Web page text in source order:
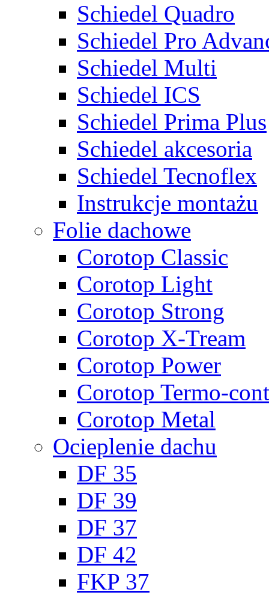
Schiedel Quadro
Schiedel Pro
Schiedel Multi
Schiedel ICS
Schiedel Prima Plus
Schiedel akcesoria
Schiedel Tecnoflex
Instrukcje montażu
Folie dachowe
Corotop Classic
Corotop Light
Corotop Strong
Corotop X-Tream
Corotop Power
Corotop Termo-
Corotop Metal
Ocieplenie dachu
DF 35
DF 39
DF 37
DF 42
FKP 37